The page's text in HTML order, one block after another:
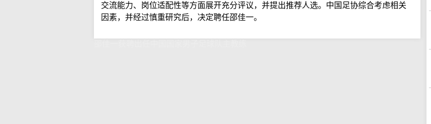
交流能力、岗位适配性等方面展开充分评议，并提出推荐人选。中国足协综合考虑相关
因素，并经过慎重研究后，决定聘任邵佳一。